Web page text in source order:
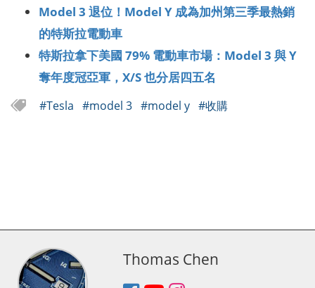
Model 3 退位！Model Y 成為加州第三季最熱銷
的特斯拉電動車
特斯拉拿下美國 79% 電動車市場：Model 3 與 Y
奪年度冠亞軍，X/S 也分居四五名
#Tesla #model 3 #model y #收購
Thomas Chen